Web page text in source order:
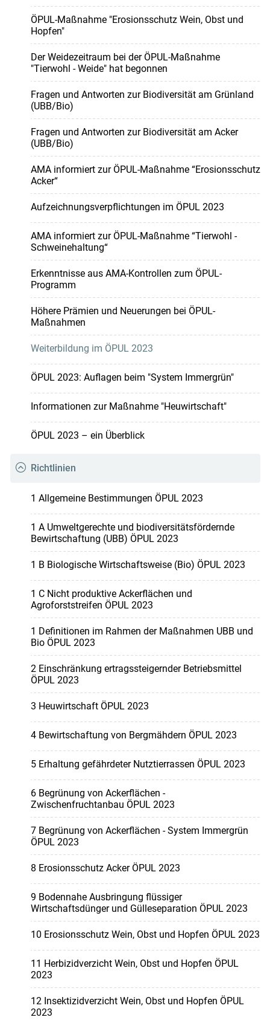
ÖPUL-Maßnahme "Erosionsschutz Wein, Obst und
Hopfen"
Der Weidezeitraum bei der ÖPUL-Maßnahme
"Tierwohl - Weide" hat begonnen
Fragen und Antworten zur Biodiversität am Grünland
(UBB/Bio)
Fragen und Antworten zur Biodiversität am Acker
(UBB/Bio)
AMA informiert zur ÖPUL-Maßnahme “Erosionsschutz
Acker“
Aufzeichnungsverpflichtungen im ÖPUL 2023
AMA informiert zur ÖPUL-Maßnahme “Tierwohl -
Schweinehaltung“
Erkenntnisse aus AMA-Kontrollen zum ÖPUL-
Programm
Höhere Prämien und Neuerungen bei ÖPUL-
Maßnahmen
Weiterbildung im ÖPUL 2023
ÖPUL 2023: Auflagen beim "System Immergrün"
Informationen zur Maßnahme "Heuwirtschaft"
ÖPUL 2023 – ein Überblick
Richtlinien
1 Allgemeine Bestimmungen ÖPUL 2023
1 A Umweltgerechte und biodiversitätsfördernde
Bewirtschaftung (UBB) ÖPUL 2023
1 B Biologische Wirtschaftsweise (Bio) ÖPUL 2023
1 C Nicht produktive Ackerflächen und
Agroforststreifen ÖPUL 2023
1 Definitionen im Rahmen der Maßnahmen UBB und
Bio ÖPUL 2023
2 Einschränkung ertragssteigernder Betriebsmittel
ÖPUL 2023
3 Heuwirtschaft ÖPUL 2023
4 Bewirtschaftung von Bergmähdern ÖPUL 2023
5 Erhaltung gefährdeter Nutztierrassen ÖPUL 2023
6 Begrünung von Ackerflächen -
Zwischenfruchtanbau ÖPUL 2023
7 Begrünung von Ackerflächen - System Immergrün
ÖPUL 2023
8 Erosionsschutz Acker ÖPUL 2023
9 Bodennahe Ausbringung flüssiger
Wirtschaftsdünger und Gülleseparation ÖPUL 2023
10 Erosionsschutz Wein, Obst und Hopfen ÖPUL 2023
11 Herbizidverzicht Wein, Obst und Hopfen ÖPUL
2023
12 Insektizidverzicht Wein, Obst und Hopfen ÖPUL
2023